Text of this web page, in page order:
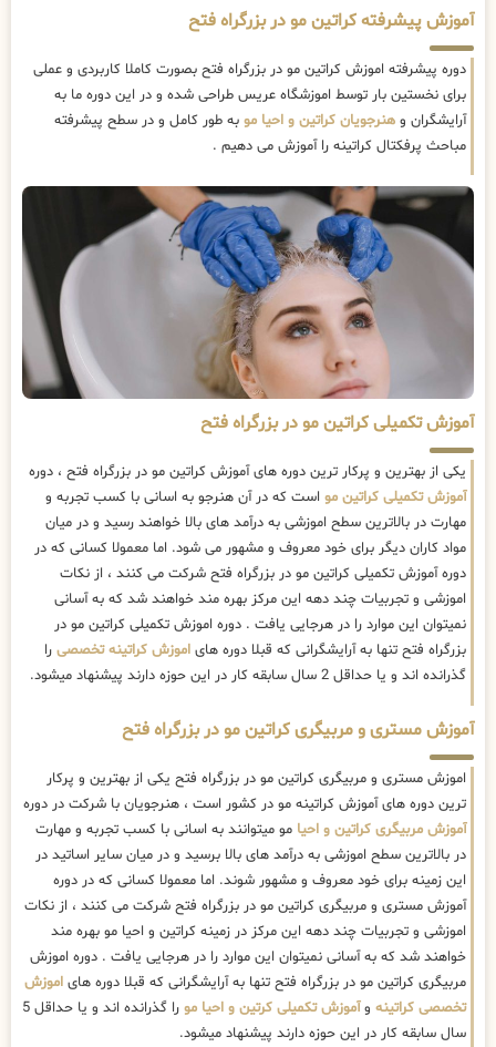
آموزش پیشرفته کراتین مو در بزرگراه فتح
دوره پیشرفته اموزش کراتین مو در بزرگراه فتح بصورت کاملا کاربردی و عملی
برای نخستین بار توسط اموزشگاه عریس طراحی شده و در این دوره ما به
آرایشگران و هنرجویان کراتین و احیا مو به طور کامل و در سطح پیشرفته
مباحث پرفکتال کراتینه را آموزش می دهیم .
آموزش تکمیلی کراتین مو در بزرگراه فتح
یکی از بهترین و پرکار ترین دوره های آموزش کراتین مو در بزرگراه فتح ، دوره
آموزش تکمیلی کراتین مو است که در آن هنرجو به اسانی با کسب تجربه و
مهارت در بالاترین سطح اموزشی به درآمد های بالا خواهند رسید و در میان
مواد کاران دیگر برای خود معروف و مشهور می شود. اما معمولا کسانی که در
دوره آموزش تکمیلی کراتین مو در بزرگراه فتح شرکت می کنند ، از نکات
اموزشی و تجربیات چند دهه این مرکز بهره مند خواهند شد که به آسانی
نمیتوان این موارد را در هرجایی یافت . دوره اموزش تکمیلی کراتین مو در
بزرگراه فتح تنها به آرایشگرانی که قبلا دوره های اموزش کراتینه تخصصی را
گذرانده اند و یا حداقل 2 سال سابقه کار در این حوزه دارند پیشنهاد میشود.
آموزش مستری و مربیگری کراتین مو در بزرگراه فتح
اموزش مستری و مربیگری کراتین مو در بزرگراه فتح یکی از بهترین و پرکار
ترین دوره های آموزش کراتینه مو در کشور است ، هنرجویان با شرکت در دوره
آموزش مربیگری کراتین و احیا مو میتوانند به اسانی با کسب تجربه و مهارت
در بالاترین سطح اموزشی به درآمد های بالا برسید و در میان سایر اساتید در
این زمینه برای خود معروف و مشهور شوند. اما معمولا کسانی که در دوره
آموزش مستری و مربیگری کراتین مو در بزرگراه فتح شرکت می کنند ، از نکات
اموزشی و تجربیات چند دهه این مرکز در زمینه کراتین و احیا مو بهره مند
خواهند شد که به آسانی نمیتوان این موارد را در هرجایی یافت . دوره اموزش
مربیگری کراتین مو در بزرگراه فتح تنها به آرایشگرانی که قبلا دوره های اموزش
تخصصی کراتینه وآموزش تکمیلی کرتین و احیا مو
را گذرانده اند و یا حداقل 5
سال سابقه کار در این حوزه دارند پیشنهاد میشود.